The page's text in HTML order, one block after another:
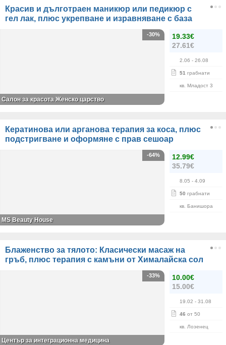
Красив и дълготраен маникюр или педикюр с
гел лак, плюс укрепване и изравняване с база
19.33€
27.61€
2.06 - 26.08
51 грабнати
кв. Младост 3
-30%
Салон за красота Женско царство
Кератинова или арганова терапия за коса, плюс
подстригване и оформяне с прав сешоар
12.99€
35.79€
8.05 - 4.09
50 грабнати
кв. Банишора
-64%
МS Beauty House
Блаженство за тялото: Класически масаж на
гръб, плюс терапия с камъни от Хималайска сол
10.00€
15.00€
19.02 - 31.08
46 от 50
кв. Лозенец
-33%
Център за интеграционна медицина